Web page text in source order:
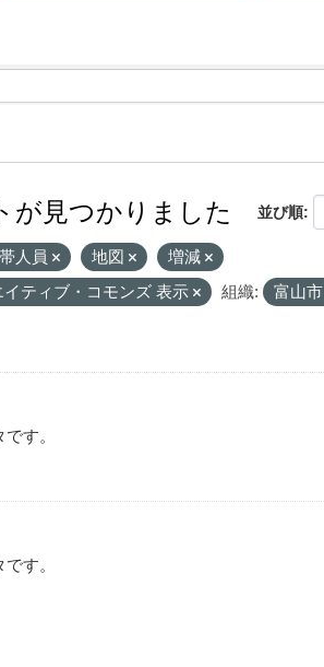
並び順
が見つかりました
人員 地図
増減
イティブ・コモンズ 表示 組織: 富山市
す。
す。